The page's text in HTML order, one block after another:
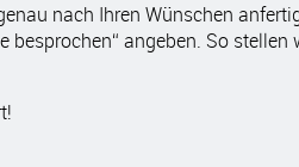
nach Ihren Wünschen
angeben. So